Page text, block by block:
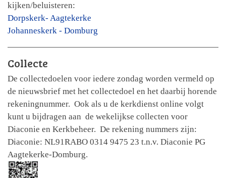
kijken/beluisteren:
Dorpskerk- Aagtekerke
Johanneskerk - Domburg
Collecte
De collectedoelen voor iedere zondag worden vermeld op
de nieuwsbrief met het collectedoel en het daarbij horende
rekeningnummer. Ook als u de kerkdienst online volgt
kunt u bijdragen aan de wekelijkse collecten voor
Diaconie en Kerkbeheer. De rekening nummers zijn:
Diaconie: NL91RABO 0314 9475 23 t.n.v. Diaconie PG
Aagtekerke-Domburg.